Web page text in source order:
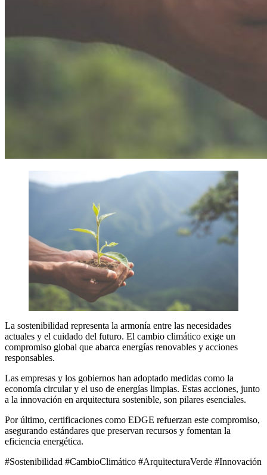
La sostenibilidad representa la armonía entre las necesidades
actuales y el cuidado del futuro. El cambio climático exige un
compromiso global que abarca energías renovables y acciones
responsables.
Las empresas y los gobiernos han adoptado medidas como la
economía circular y el uso de energías limpias. Estas acciones, junto
a la innovación en arquitectura sostenible, son pilares esenciales.
Por último, certificaciones como EDGE refuerzan este compromiso,
asegurando estándares que preservan recursos y fomentan la
eficiencia energética.
#Sostenibilidad #CambioClimático #ArquitecturaVerde #Innovación